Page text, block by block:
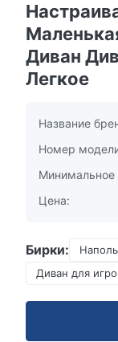
Диван
Легкое
Название
Номер
Минимальное
Цена:
Бирки:
Диван для